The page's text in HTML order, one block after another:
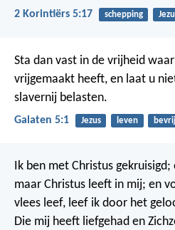
2 Korintiërs 5:17 schepping
Sta dan vast in de vrijheid
vrijgemaakt heeft, en laat u
slavernij belasten.
Galaten 5:1 Jezus leven
Ik ben met Christus
maar Christus leeft in mij; en
vlees leef, leef ik door het
Die mij heeft liefgehad en